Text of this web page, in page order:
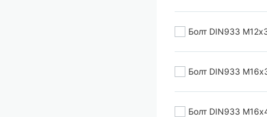
Болт DIN933
Болт DIN933
Болт DIN933